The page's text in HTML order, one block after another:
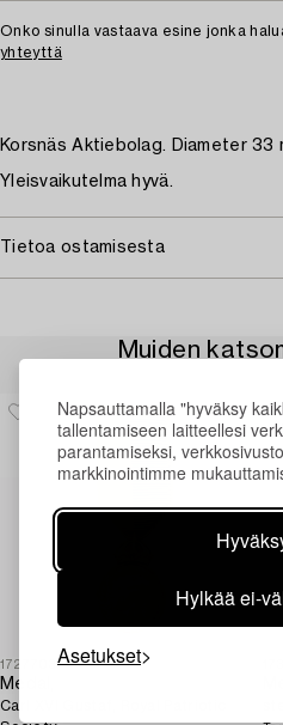
Napsauttamalla "hyväksy
tallentamiseen laitteellesi
parantamiseksi,
markkinointimme
Hylkää ei-
Asetukset
Onko sinulla vastaava esine jonka
yhteyttä
Korsnäs Aktiebolag. Diameter 33
Yleisvaikutelma hyvä.
Tietoa ostamisesta
Muiden
1727703
Medal,
Carl XVI Gustaf, Royal Patriotic